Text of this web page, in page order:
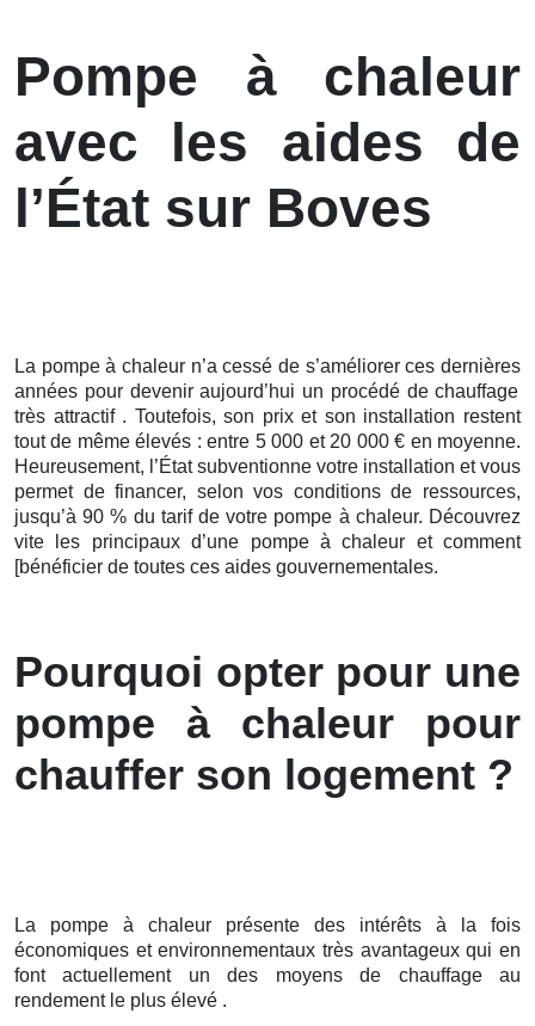
Pompe à chaleur
avec les aides de
l’État sur Boves
La pompe à chaleur n’a cessé de s’améliorer ces dernières
années pour devenir aujourd’hui un procédé de chauffage
très attractif . Toutefois, son prix et son installation restent
tout de même élevés : entre 5 000 et 20 000 € en moyenne.
Heureusement, l’État subventionne votre installation et vous
permet de financer, selon vos conditions de ressources,
jusqu’à 90 % du tarif de votre pompe à chaleur. Découvrez
vite les principaux d’une pompe à chaleur et comment
[bénéficier de toutes ces aides gouvernementales.
Pourquoi opter pour une
pompe à chaleur pour
chauffer son logement ?
La pompe à chaleur présente des intérêts à la fois
économiques et environnementaux très avantageux qui en
font actuellement un des moyens de chauffage au
rendement le plus élevé .